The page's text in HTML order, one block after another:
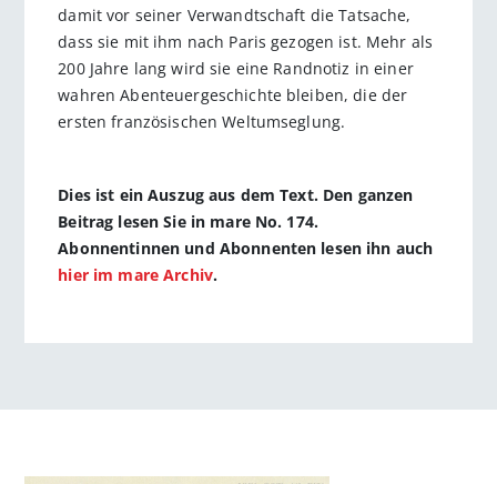
damit vor seiner Verwandtschaft die Tatsache,
dass sie mit ihm nach Paris gezogen ist. Mehr als
200 Jahre lang wird sie eine Randnotiz in einer
wahren Abenteuergeschichte bleiben, die der
ersten französischen Weltumseglung.
Dies ist ein Auszug aus dem Text. Den ganzen
Beitrag lesen Sie in mare No. 174.
Abonnentinnen und Abonnenten lesen ihn auch
hier im mare Archiv.